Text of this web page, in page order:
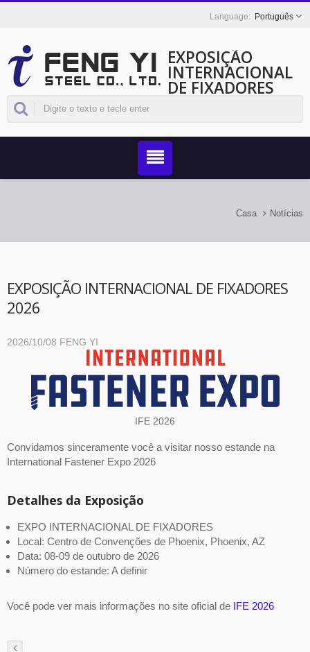
Português
EXPOSIÇÃO
INTERNACIONAL
DE FIXADORES
TITÂNIO
DURÁVEIS E DE
- FENG YI
Casa Notícias
EXPOSIÇÃO INTERNACIONAL DE FIXADORES
2026
2026/10/08 FENG YI
IFE 2026
Convidamos sinceramente você a visitar nosso estande na
International Fastener Expo 2026
Detalhes da Exposição
EXPO INTERNACIONAL DE FIXADORES
Local: Centro de Convenções de Phoenix, Phoenix, AZ
Data: 08-09 de outubro de 2026
Número do estande: A definir
Você pode ver mais informações no site oficial de IFE 2026